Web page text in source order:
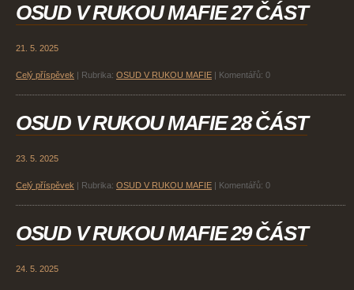
OSUD V RUKOU MAFIE 27 ČÁST
21. 5. 2025
Celý příspěvek Rubrika: OSUD V RUKOU MAFIE Komentářů: 0
OSUD V RUKOU MAFIE 28 ČÁST
23. 5. 2025
Celý příspěvek Rubrika: OSUD V RUKOU MAFIE Komentářů: 0
OSUD V RUKOU MAFIE 29 ČÁST
24. 5. 2025